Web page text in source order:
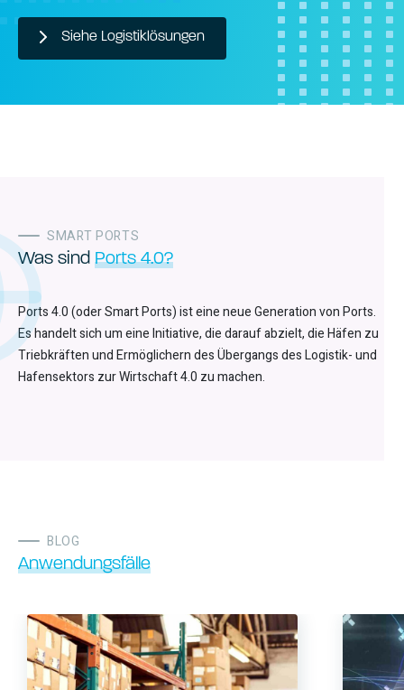
Siehe Logistiklösungen
SMART PORTS
Was sind Ports 4.0?
Ports 4.0 (oder Smart Ports) ist eine neue Generation von Ports.
Es handelt sich um eine Initiative, die darauf abzielt, die Häfen zu
Triebkräften und Ermöglichern des Übergangs des Logistik- und
Hafensektors zur Wirtschaft 4.0 zu machen.
BLOG
Anwendungsfälle